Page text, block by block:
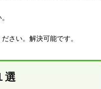
さい。解決可能です。
選